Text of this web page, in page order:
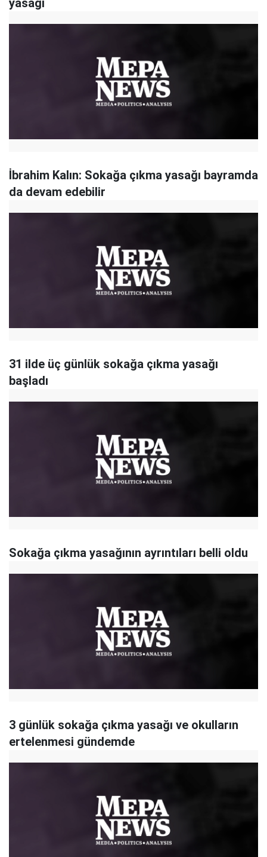
İbrahim Kalın: Sokağa çıkma yasağı bayramda
da devam edebilir
31 ilde üç günlük sokağa çıkma yasağı
başladı
Sokağa çıkma yasağının ayrıntıları belli oldu
3 günlük sokağa çıkma yasağı ve okulların
ertelenmesi gündemde